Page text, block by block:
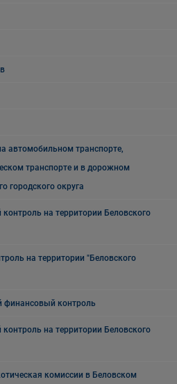
автомобильном транспорте,
транспорте и в дорожном
городского округа
на территории Беловского
на территории "Беловского
финансовый контроль
на территории Беловского
комиссии в Беловском